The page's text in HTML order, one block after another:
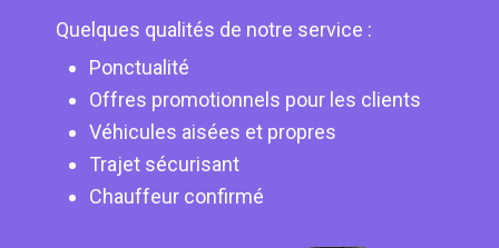
Quelques qualités de notre service :
Ponctualité
Offres promotionnels pour les clients
Véhicules aisées et propres
Trajet sécurisant
Chauffeur confirmé